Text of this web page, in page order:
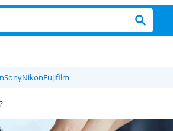
SonyNikonFujifilm